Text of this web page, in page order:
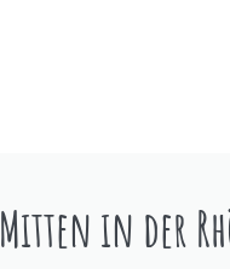
Mitten in der